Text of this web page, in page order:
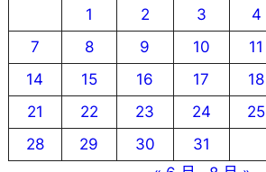
1
2 3 4
7
8 9 10 11
14
15 16 17 18
21
22 23 24 25
28
29 30
31